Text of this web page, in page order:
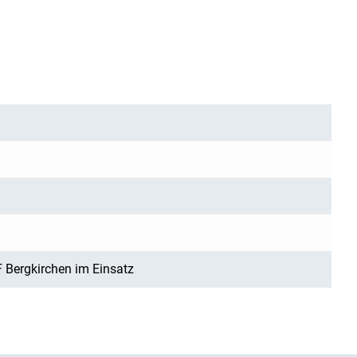
Bergkirchen im Einsatz